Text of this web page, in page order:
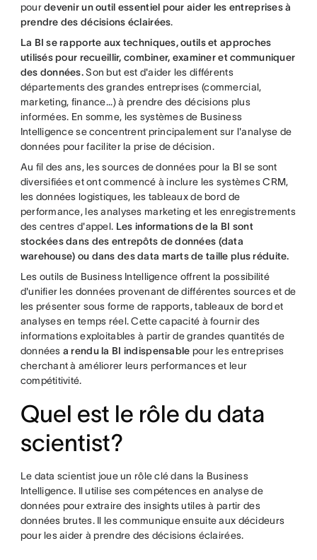
pourdevenir un outil essentiel pour aider les entreprises à
prendre des décisions éclairées.
La BI se rapporte aux techniques, outils et approches
utilisés pour recueillir, combiner, examiner et communiquer
des données.Son but est d'aider les différents
départements des grandes entreprises (commercial,
marketing, finance...) à prendre des décisions plus
informées. En somme, les systèmes de Business
Intelligence se concentrent principalement sur l'analyse de
données pour faciliter la prise de décision.
Au fil des ans, les sources de données pour la BI se sont
diversifiées et ont commencé à inclure les systèmes CRM,
les données logistiques, les tableaux de bord de
performance, les analyses marketing et les enregistrements
des centres d'appel. Les informations de la BI sont
stockées dans des entrepôts de données (data
warehouse) ou dans des data marts de taille plus réduite.
Les outils de Business Intelligence offrent la possibilité
d'unifier les données provenant de différentes sources et de
les présenter sous forme de rapports, tableaux de bord et
analyses en temps réel. Cette capacité à fournir des
informations exploitables à partir de grandes quantités de
données a rendu la BI indispensable pour les entreprises
cherchant à améliorer leurs performances et leur
compétitivité.
Quel est le rôle du data
scientist?
Le data scientist joue un rôle clé dans la Business
Intelligence. Il utilise ses compétences en analyse de
données pour extraire des insights utiles à partir des
données brutes. Il les communique ensuite aux décideurs
pour les aider à prendre des décisions éclairées.